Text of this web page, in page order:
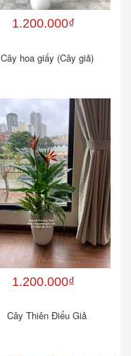
1.200.000₫
Cây hoa giấy (Cây giả)
1.200.000₫
Cây Thiên Điểu Giả